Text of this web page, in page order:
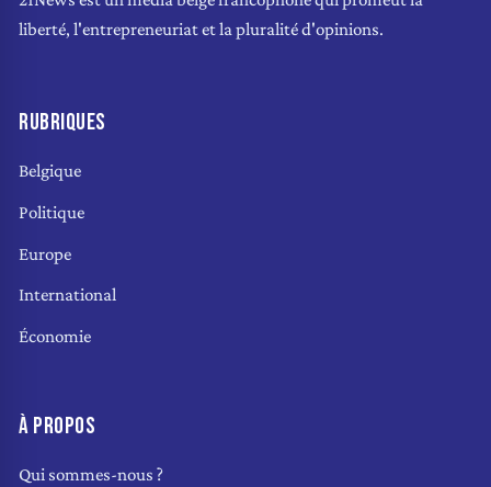
liberté, l'entrepreneuriat et la pluralité d'opinions.
RUBRIQUES
Belgique
Politique
Europe
International
Économie
À PROPOS
Qui sommes-nous ?